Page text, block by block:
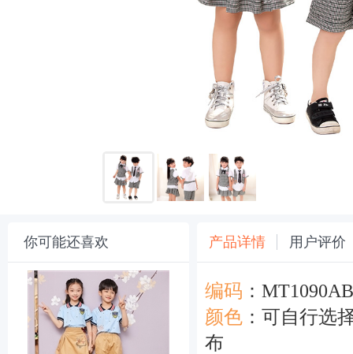
你可能还喜欢 产品详情 用户评价
编码 ：MT1090AB
颜色 ：可自行
布